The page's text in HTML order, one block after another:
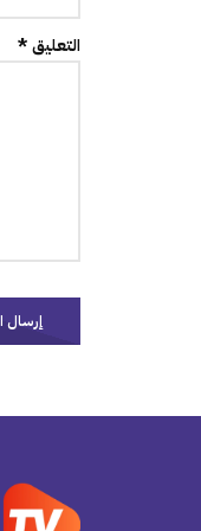
التعليق *